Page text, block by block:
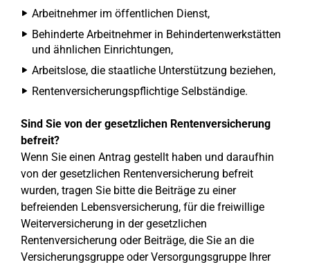
Arbeitnehmer im öffentlichen Dienst,
Behinderte Arbeitnehmer in Behindertenwerkstätten
und ähnlichen Einrichtungen,
Arbeitslose, die staatliche Unterstützung beziehen,
Rentenversicherungspflichtige Selbständige.
Sind Sie von der gesetzlichen Rentenversicherung
befreit?
Wenn Sie einen Antrag gestellt haben und daraufhin
von der gesetzlichen Rentenversicherung befreit
wurden, tragen Sie bitte die Beiträge zu einer
befreienden Lebensversicherung, für die freiwillige
Weiterversicherung in der gesetzlichen
Rentenversicherung oder Beiträge, die Sie an die
Versicherungsgruppe oder Versorgungsgruppe Ihrer